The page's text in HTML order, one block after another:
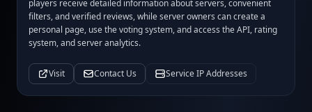
players receive detailed information about servers, convenient
filters, and verified reviews, while server owners can create a
personal page, use the voting system, and access the API, rating
system, and server analytics.
Visit Contact Us Service IP Addresses